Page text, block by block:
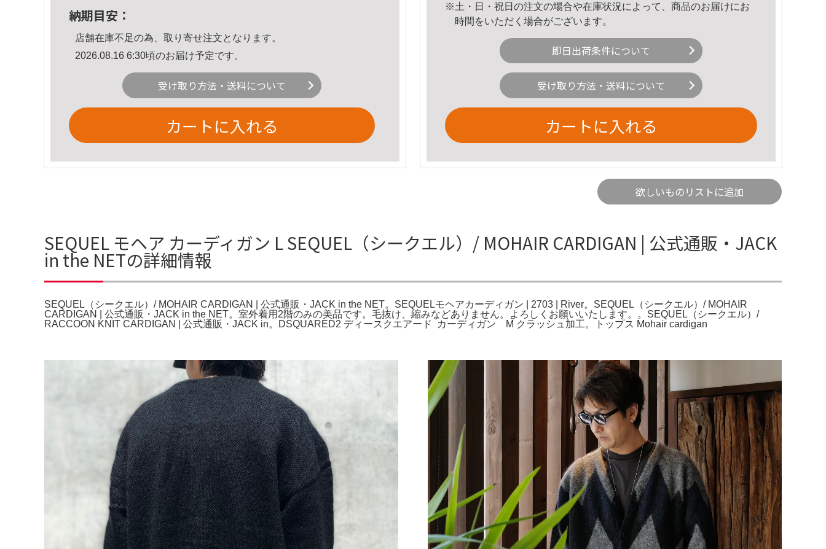
納期目安：
店舗在庫不足の為、取り寄せ注文となります。
2026.08.16 6:30頃のお届け予定です。
受け取り方法・送料について
カートに入れる
※土・日・祝日の注文の場合や在庫状況によって、商品のお届けにお
時間をいただく場合がございます。
即日出荷条件について
受け取り方法・送料について
カートに入れる
欲しいものリストに追加
SEQUEL モヘア カーディガン L SEQUEL（シークエル）/ MOHAIR CARDIGAN | 公式通販・JACK
in the NETの詳細情報
SEQUEL（シークエル）/ MOHAIR CARDIGAN | 公式通販・JACK in the NET。SEQUELモヘアカーディガン | 2703 | River。SEQUEL（シークエル）/ MOHAIR
CARDIGAN | 公式通販・JACK in the NET。室外着用2階のみの美品です。毛抜け、縮みなどありません。よろしくお願いいたします。。SEQUEL（シークエル）/
RACCOON KNIT CARDIGAN | 公式通販・JACK in。DSQUARED2 ディースクエアード カーディガン M クラッシュ加工。トップス Mohair cardigan